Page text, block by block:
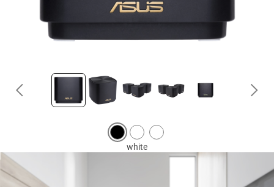
Produkty certifikované dle komise FCC (Federal Communications
Commission) a kanadského Ministerstva průmyslu (Industry Canada)